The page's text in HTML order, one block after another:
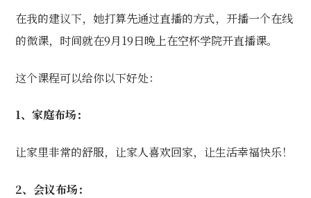
在我的建议下，她打算先通过直播的方式，开播一个在线
的微课，时间就在9月19日晚上在空杯学院开直播课。
这个课程可以给你以下好处：
1、家庭布场：
让家里非常的舒服，让家人喜欢回家，让生活幸福快乐！
2、会议布场：